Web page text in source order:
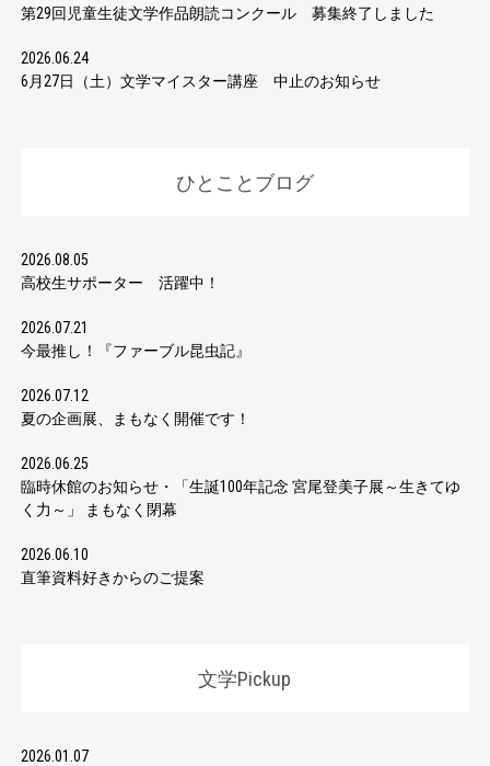
第29回児童生徒文学作品朗読コンクール 募集終了しました
2026.06.24
6月27日（土）文学マイスター講座 中止のお知らせ
ひとことブログ
2026.08.05
高校生サポーター 活躍中！
2026.07.21
今最推し！『ファーブル昆虫記』
2026.07.12
夏の企画展、まもなく開催です！
2026.06.25
臨時休館のお知らせ・「生誕100年記念 宮尾登美子展～生きてゆ
く力～」 まもなく閉幕
2026.06.10
直筆資料好きからのご提案
文学Pickup
2026.01.07